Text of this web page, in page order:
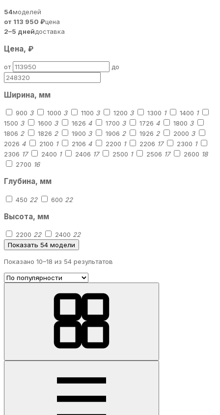
54моделей
от 113 950 ₽цена
2–5 днейдоставка
Цена, ₽
от до
Ширина, мм
900 3 1000 3 1100 3 1200 3 1300 1 1400 1
1500 3 1600 3 1626 4 1700 3 1726 4 1800 3
1806 2 1826 2 1900 3 1906 2 1926 2 2000 3
2026 4 2100 1 2106 4 2200 1 2206 17 2300 1
2306 17 2400 1 2406 17 2500 1 2506 17 2600 18
2700 16
Глубина, мм
450 22 600 22
Высота, мм
2200 22 2400 22
Показать 54 модели
Показано 10–18 из 54 результатов